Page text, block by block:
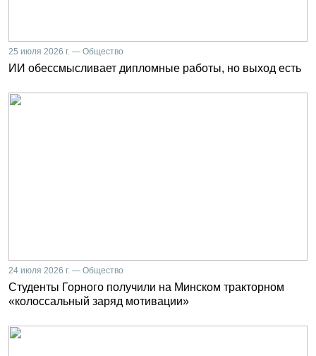
25 июля 2026 г. — Общество
ИИ обессмысливает дипломные работы, но выход есть
24 июля 2026 г. — Общество
Студенты Горного получили на Минском тракторном
«колоссальный заряд мотивации»